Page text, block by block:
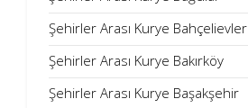
Şehirler Arası Kurye Bahçelievler
Şehirler Arası Kurye Bakırköy
Şehirler Arası Kurye Başakşehir